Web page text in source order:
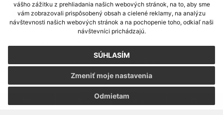
vášho zážitku z prehliadania našich webových stránok, na to, aby sme
vám zobrazovali prispôsobený obsah a cielené reklamy, na analýzu
návštevnosti našich webových stránok a na pochopenie toho, odkiaľ naši
návštevníci prichádzajú.
SÚHLASÍM
Odmietam
Zmeniť moje nastavenia
využite možnosť získavania aktuálnych informácií s využitím RSS
CMS systém (redakčný) systém ECHELON 2,Mapa stránok,web portál
webex.digital, s.r.o.,domény,registrácia domény
Posledná aktualizácia:05.08.2026
Vytlačiť stránku|Vyhlásenie o prístupnosti